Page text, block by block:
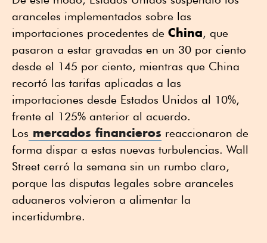
aranceles implementados sobre las
importaciones procedentes de China, que
pasaron a estar gravadas en un 30 por ciento
desde el 145 por ciento, mientras que China
recortó las tarifas aplicadas a las
importaciones desde Estados Unidos al 10%,
frente al 125% anterior al acuerdo.
Los mercados financieros reaccionaron de
forma dispar a estas nuevas turbulencias. Wall
Street cerró la semana sin un rumbo claro,
porque las disputas legales sobre aranceles
aduaneros volvieron a alimentar la
incertidumbre.